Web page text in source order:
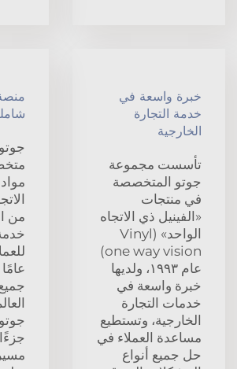
خبرة واسعة في
خدمة التجارة
الخارجية
تأسست مجموعة
جوتو المتخصصة
في منتجات
«الفينيل ذي الاتجاه
الواحد» (Vinyl
one way vision)
عام ١٩٩٣، ولديها
خبرة واسعة في
خدمات التجارة
الخارجية، وتستطيع
مساعدة العملاء في
حل جميع أنواع
من